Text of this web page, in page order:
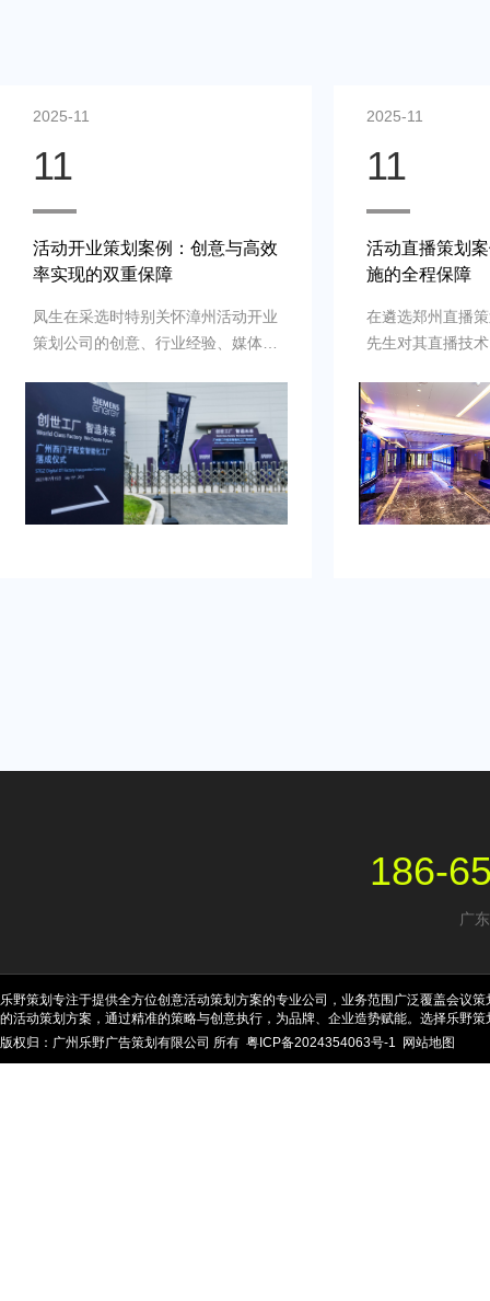
2025-11
11
活动开业策划案例：创意与高效
率实现的双重保障
凤生在采选时特别关怀漳州活动开业
策划公司的创意、行业经验、媒体资
一致性、媒体反馈能符合其特定的标
准。同步地担心与供应商和媒体的沟
通不到位，影响活动宣传效果。这令
凤生必须要慎重采选。
2025-11
11
活动直播策划
施的全程保障
在遴选郑州直播
先生对其直播技
参与确定期待，
直播技术支持上
畅度。
186-
广
乐野策划专注于提供全方位创意活动策划方案的专业公司，业务范围广泛覆盖会议
的活动策划方案，通过精准的策略与创意执行，为品牌、企业造势赋能。选择乐野
版权归：广州乐野广告策划有限公司 所有 粤ICP备2024354063号-1 网站地图